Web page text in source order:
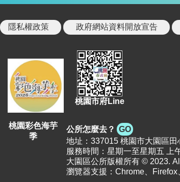
隱私權政策 政府網站資料開放宣告
桃園彩色海芋
季
桃園市府Line
公所怎麼去？ GO
地址：337015 桃園市大園區
服務時間：星期一至星期五 上
大園區公所版權所有 © 2023.
瀏覽器支援：Chrome、